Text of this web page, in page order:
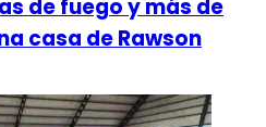
de fuego y más de
casa de Rawson